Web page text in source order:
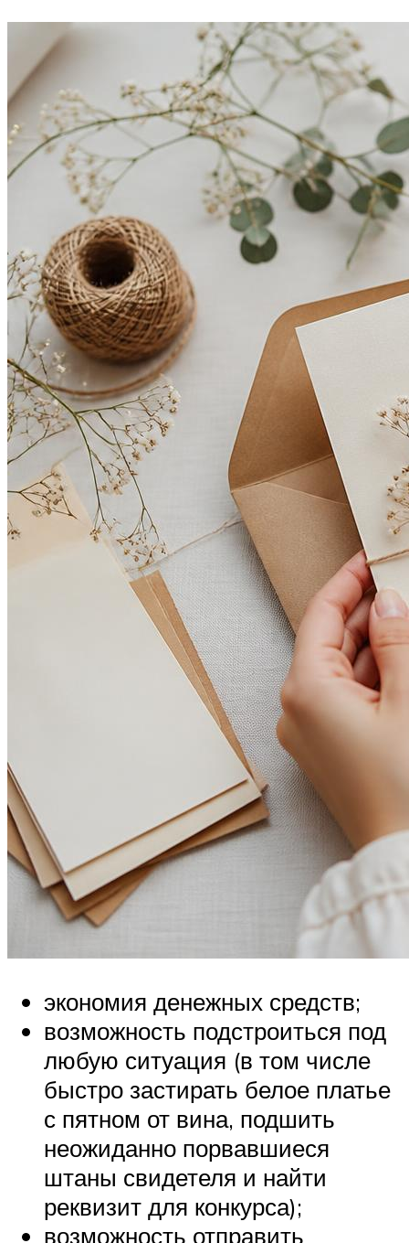
экономия денежных средств;
возможность подстроиться под
любую ситуация (в том числе
быстро застирать белое платье
с пятном от вина, подшить
неожиданно порвавшиеся
штаны свидетеля и найти
реквизит для конкурса);
возможность отправить